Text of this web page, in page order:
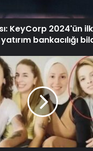
KeyCorp 2024'ün
bankacılığı